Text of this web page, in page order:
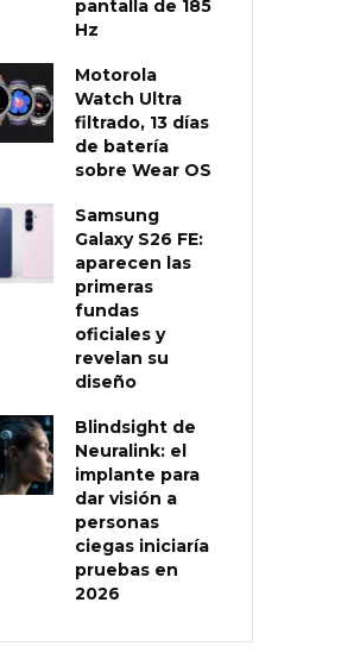
pantalla de 185
Hz
Motorola
Watch Ultra
filtrado, 13 días
de batería
sobre Wear OS
Samsung
Galaxy S26 FE:
aparecen las
primeras
fundas
oficiales y
revelan su
diseño
Blindsight de
Neuralink: el
implante para
dar visión a
personas
ciegas iniciaría
pruebas en
2026